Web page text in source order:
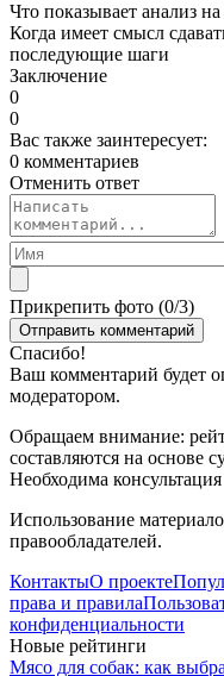
Что показывает анализ
Когда имеет смысл
последующие шаги
Заключение
0
0
Вас также заинтересует:
0 комментариев
Отменить ответ
Прикрепить фото (0/3)
Спасибо!
Ваш комментарий будет
модератором.
Обращаем внимание:
составляются на основе
Необходима
Использование
правообладателей.
КонтактыО проекте
права и правила
конфиденциальности
Новые рейтинги
Мясо для собак: как